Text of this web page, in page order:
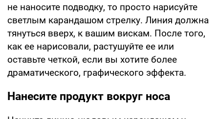
не наносите подводку, то просто нарисуйте
светлым карандашом стрелку. Линия должна
тянуться вверх, к вашим вискам. После того,
как ее нарисовали, растушуйте ее или
оставьте четкой, если вы хотите более
драматического, графического эффекта.
Нанесите продукт вокруг носа